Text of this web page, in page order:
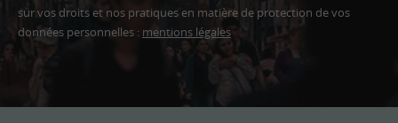
sur vos droits et nos pratiques en matière de protection de vos
données personnelles : mentions légales